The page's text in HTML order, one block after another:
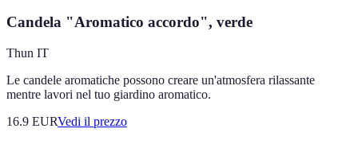
Candela "Aromatico accordo", verde
Thun IT
Le candele aromatiche possono creare un'atmosfera rilassante
mentre lavori nel tuo giardino aromatico.
16.9 EURVedi il prezzo